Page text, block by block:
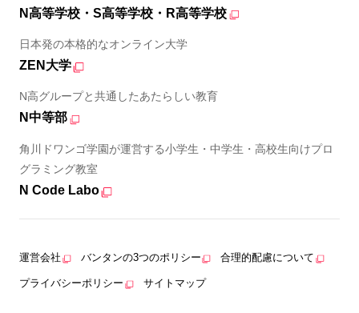
N高等学校・S高等学校・R高等学校
日本発の本格的なオンライン大学
ZEN大学
N高グループと共通したあたらしい教育
N中等部
角川ドワンゴ学園が運営する小学生・中学生・高校生向けプロ
グラミング教室
N Code Labo
運営会社 バンタンの3つのポリシー 合理的配慮について
プライバシーポリシー サイトマップ